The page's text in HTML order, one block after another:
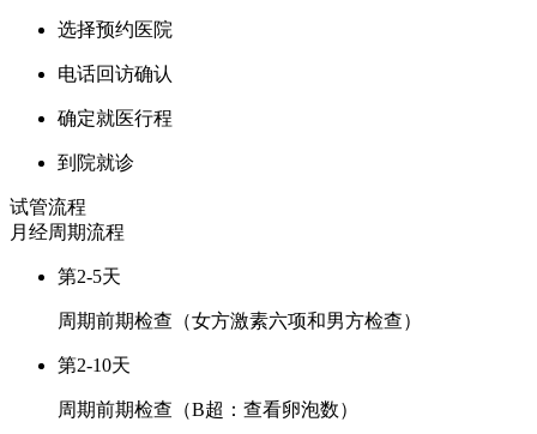
选择预约医院
电话回访确认
确定就医行程
到院就诊
试管流程
月经周期流程
第2-5天
周期前期检查（女方激素六项和男方检查）
第2-10天
周期前期检查（B超：查看卵泡数）